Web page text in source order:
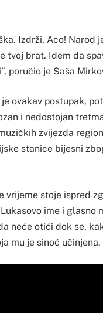
Izdrži, Aco! Narod
tvoj brat. Idem da
poručio je Saša
ovakav postupak,
i nedostojan
zvijezda
stanice bijesni
vrijeme stoje ispred
ime i glasno
neće otići dok se,
mu je sinoć učinjena.